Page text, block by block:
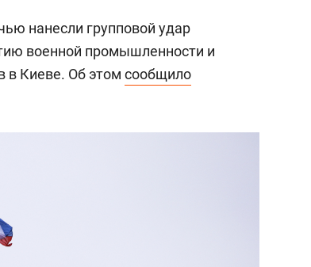
нанесли групповой удар
военной промышленности и
в Киеве. Об этом сообщило